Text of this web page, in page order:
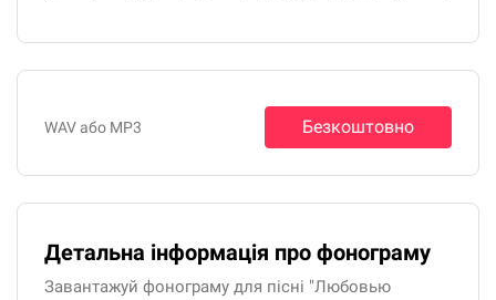
WAV або MP3 Безкоштовно
Детальна інформація про фонограму
Завантажуй фонограму для пісні "Любовью